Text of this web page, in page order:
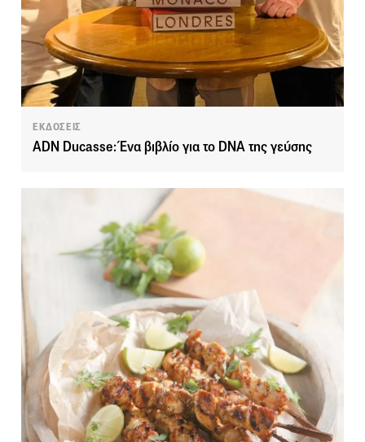
ΕΚΔΟΣΕΙΣ
ADN Ducasse: Ένα βιβλίο για το DNA της γεύσης